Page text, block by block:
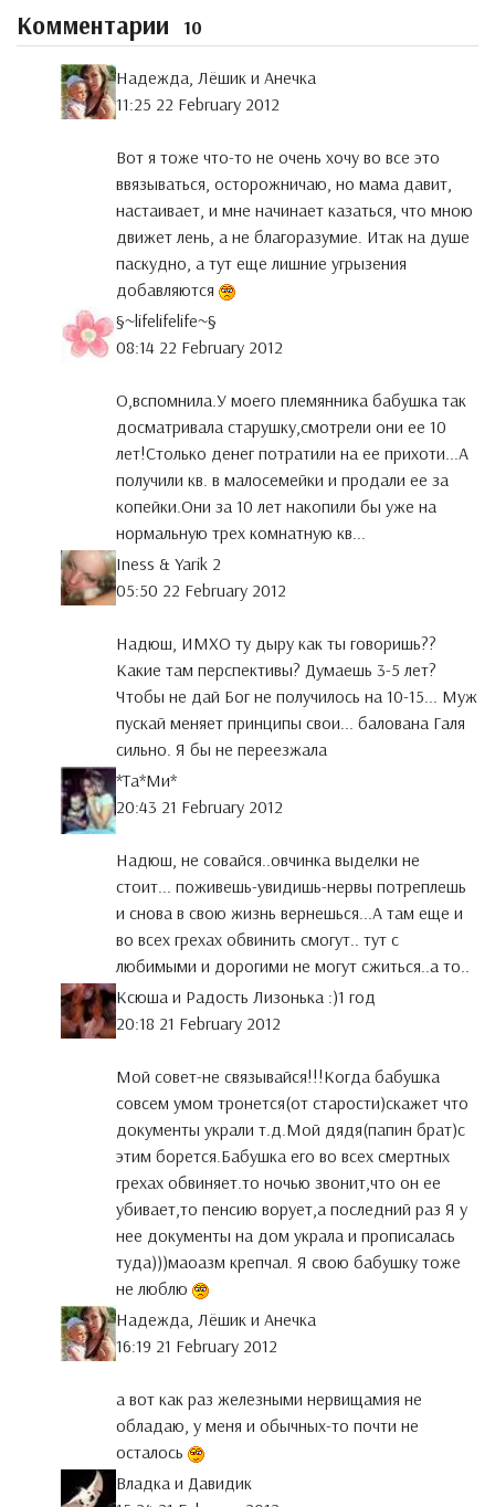
Комментарии 10
Надежда, Лёшик и Анечка
11:25 22 February 2012
Вот я тоже что-то не очень хочу во все это
ввязываться, осторожничаю, но мама давит,
настаивает, и мне начинает казаться, что мною
движет лень, а не благоразумие. Итак на душе
паскудно, а тут еще лишние угрызения
добавляются
§~lifelifelife~§
08:14 22 February 2012
О,вспомнила.У моего племянника бабушка так
досматривала старушку,смотрели они ее 10
лет!Столько денег потратили на ее прихоти...А
получили кв. в малосемейки и продали ее за
копейки.Они за 10 лет накопили бы уже на
нормальную трех комнатную кв...
Iness & Yarik 2
05:50 22 February 2012
Надюш, ИМХО ту дыру как ты говоришь??
Какие там перспективы? Думаешь 3-5 лет?
Чтобы не дай Бог не получилось на 10-15... Муж
пускай меняет принципы свои... балована Галя
сильно. Я бы не переезжала
*Тa*Ми*
20:43 21 February 2012
Надюш, не совайся..овчинка выделки не
стоит... поживешь-увидишь-нервы потреплешь
и снова в свою жизнь вернешься...А там еще и
во всех грехах обвинить смогут.. тут с
любимыми и дорогими не могут сжиться..а то..
Ксюша и Радость Лизонька :)1 год
20:18 21 February 2012
Мой совет-не связывайся!!!Когда бабушка
совсем умом тронется(от старости)скажет что
документы украли т.д.Мой дядя(папин брат)с
этим борется.Бабушка его во всех смертных
грехах обвиняет.то ночью звонит,что он ее
убивает,то пенсию ворует,а последний раз Я у
нее документы на дом украла и прописалась
туда)))маоазм крепчал. Я свою бабушку тоже
не люблю
Надежда, Лёшик и Анечка
16:19 21 February 2012
а вот как раз железными нервищамия не
обладаю, у меня и обычных-то почти не
осталось
Владка и Давидик